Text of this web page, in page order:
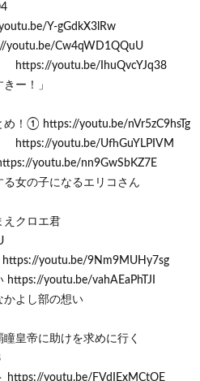
Y-gGdkX3lRw
Cw4qWD1QQuU
https://youtu.be/IhuQvcYJq38
ー！」
め！① https://youtu.be/nVr5zC9hsTg
https://youtu.be/UfhGuYLPIVM
youtu.be/nn9GwSbKZ7E
女の子になるエリコさん
えクロエ君
youtu.be/9Nm9MUHy7sg
youtu.be/vahAEaPhTJI
かよし部の想い
皇帝に助けを求めに行く
https://youtu.be/FVdIExMCtOE